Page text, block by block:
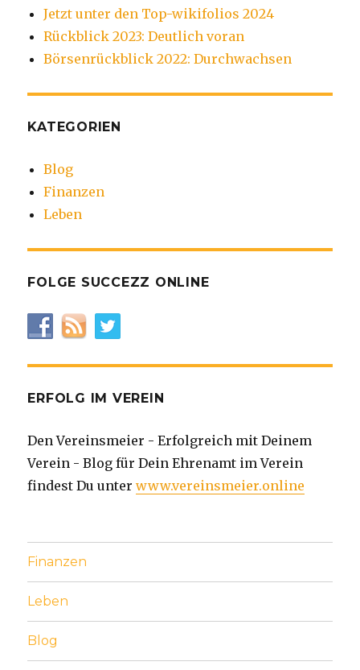
Jetzt unter den Top-wikifolios 2024
Rückblick 2023: Deutlich voran
Börsenrückblick 2022: Durchwachsen
KATEGORIEN
Blog
Finanzen
Leben
FOLGE SUCCEZZ ONLINE
ERFOLG IM VEREIN
Den Vereinsmeier - Erfolgreich mit Deinem
Verein - Blog für Dein Ehrenamt im Verein
findest Du unterwww.vereinsmeier.online
Finanzen
Leben
Blog